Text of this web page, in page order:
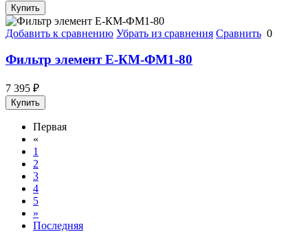
Купить
Добавить к сравнению Убрать из сравнения Сравнить 0
Фильтр элемент Е-КМ-ФМ1-80
7 395 ₽
Купить
Первая
«
1
2
3
4
5
»
Последняя